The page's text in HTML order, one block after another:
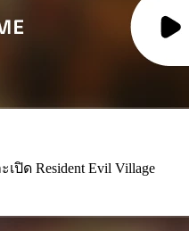
เปิด Resident Evil Village